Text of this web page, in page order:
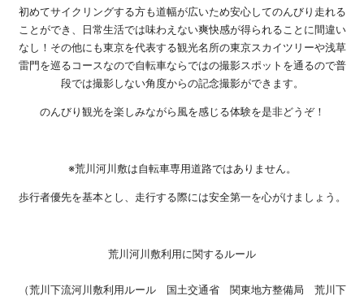
初めてサイクリングする方も道幅が広いため安心してのんびり走れる
ことができ、日常生活では味わえない爽快感が得られることに間違い
なし！その他にも東京を代表する観光名所の東京スカイツリーや浅草
雷門を巡るコースなので自転車ならではの撮影スポットを通るので普
段では撮影しない角度からの記念撮影ができます。
のんびり観光を楽しみながら風を感じる体験を是非どうぞ！
※荒川河川敷は自転車専用道路ではありません。
歩行者優先を基本とし、走行する際には安全第一を心がけましょう。
荒川河川敷利用に関するルール
（荒川下流河川敷利用ルール 国土交通省 関東地方整備局 荒川下